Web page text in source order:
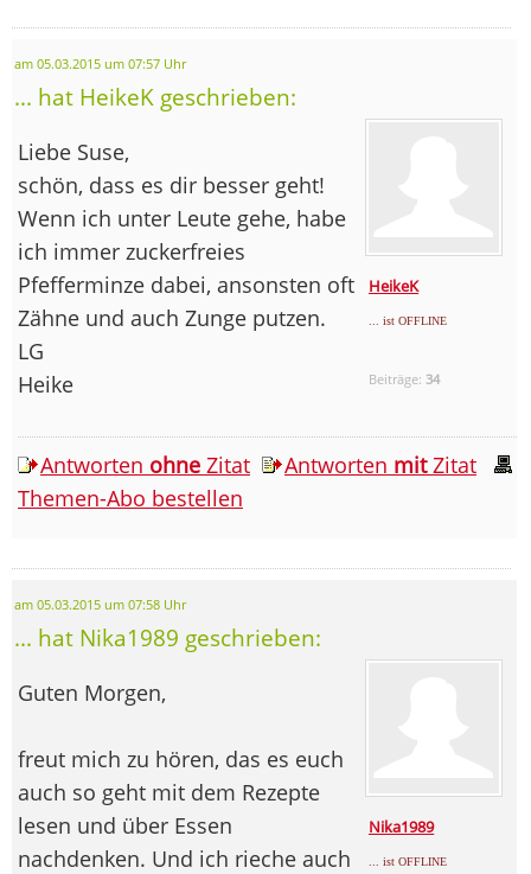
am 05.03.2015 um 07:57 Uhr
... hat HeikeK geschrieben:
HeikeK
... ist OFFLINE
Beiträge:34
Liebe Suse,
schön, dass es dir besser geht!
Wenn ich unter Leute gehe, habe
ich immer zuckerfreies
Pfefferminze dabei, ansonsten oft
Zähne und auch Zunge putzen.
LG
Heike
Antworten ohne Zitat Antworten mitZitat
Themen-Abo bestellen
am 05.03.2015 um 07:58 Uhr
... hat Nika1989 geschrieben:
Nika1989
... ist OFFLINE
Guten Morgen,
freut mich zu hören, das es euch
auch so geht mit dem Rezepte
lesen und über Essen
nachdenken. Und ich rieche auch